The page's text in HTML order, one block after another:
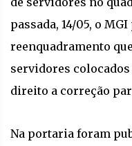
passada, 14/05, o
reenquadramento
servidores
direito a correção
Na portaria foram